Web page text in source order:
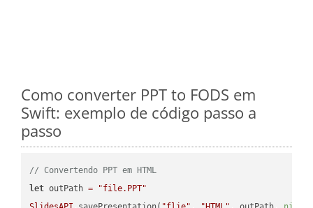
Como converter PPT to FODS em
Swift: exemplo de código passo a
passo
// Convertendo PPT em HTML
let outPath =
"file.PPT"